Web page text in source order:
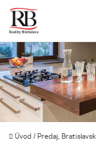
Úvod / Predaj,